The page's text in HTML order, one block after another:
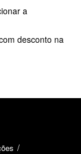
a
desconto na